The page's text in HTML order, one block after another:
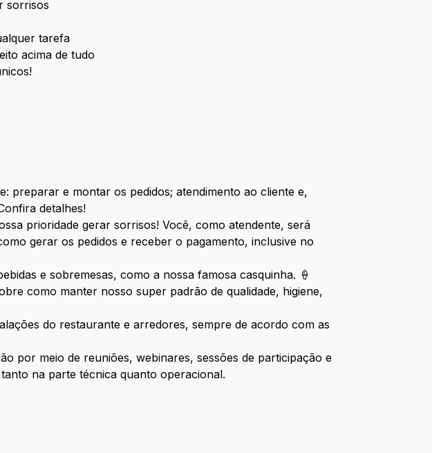
sorrisos
tarefa
acima de tudo
preparar e montar os pedidos; atendimento ao cliente e,
detalhes!
prioridade gerar sorrisos! Você, como atendente, será
gerar os pedidos e receber o pagamento, inclusive no
e sobremesas, como a nossa famosa casquinha. 🍦
como manter nosso super padrão de qualidade, higiene,
do restaurante e arredores, sempre de acordo com as
por meio de reuniões, webinares, sessões de participação e
na parte técnica quanto operacional.